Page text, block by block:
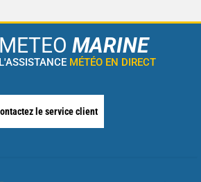
METEO MARINE
L'ASSISTANCE MÉTÉO EN DIRECT
le service client